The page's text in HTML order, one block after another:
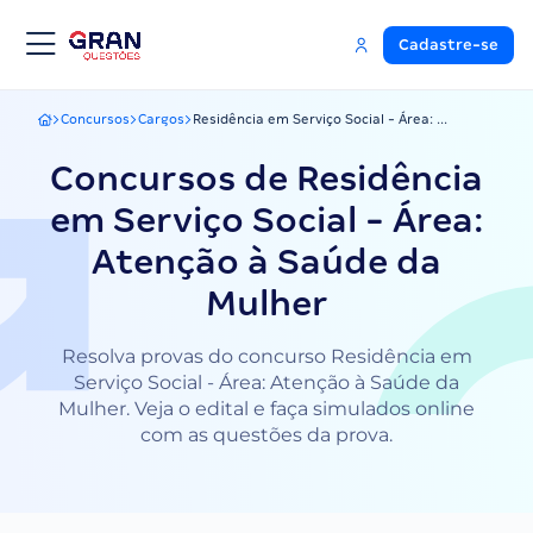
Cadastre-se
Gran Questões
Concursos Cargos Residência em Serviço Social - Área: ...
Concursos de Residência
em Serviço Social - Área:
Atenção à Saúde da
Mulher
Resolva provas do concurso Residência em
Serviço Social - Área: Atenção à Saúde da
Mulher. Veja o edital e faça simulados online
com as questões da prova.